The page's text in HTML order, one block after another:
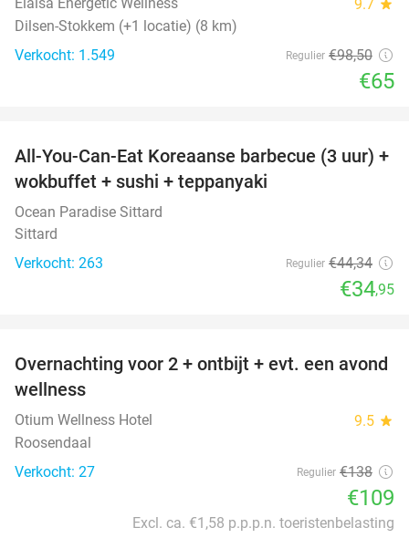
9.7 star
Dilsen-Stokkem (+1 locatie) (8 km)
Verkocht: 1.549
Regulier €98,50
€65
21%
All-You-Can-Eat Koreaanse barbecue (3 uur) +
wokbuffet + sushi + teppanyaki
Ocean Paradise Sittard
Sittard
Verkocht: 263
Regulier €44,34
€34,95
21%
Overnachting voor 2 + ontbijt + evt. een avond
wellness
Otium Wellness Hotel 9.5 star
Roosendaal
Verkocht: 27
Regulier €138
€109
Excl. ca. €1,58 p.p.p.n. toeristenbelasting